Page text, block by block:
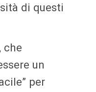
di questi
che
un
per